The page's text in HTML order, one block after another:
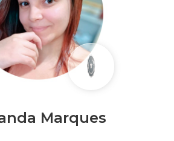
Marques